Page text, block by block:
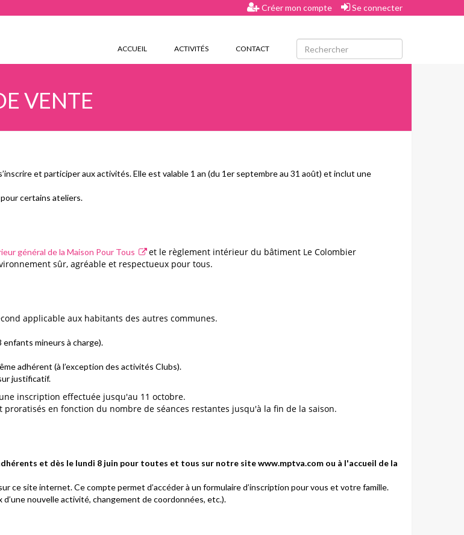
Créer mon compte Se connecter
ACCUEIL ACTIVITÉS CONTACT
VENTE
et participer aux activités. Elle est valable 1 an (du 1er septembre au 31 août) et inclut une
certains ateliers.
général de la Maison Pour Tous
et le règlement intérieur du bâtiment Le Colombier
sûr, agréable et respectueux pour tous.
applicable aux habitants des autres communes.
mineurs à charge).
adhérent (à l’exception des activités Clubs).
justificatif.
inscription effectuée jusqu'au 11 octobre.
en fonction du nombre de séances restantes jusqu'à la fin de la saison.
et dès le lundi 8 juin pour toutes et tous sur notre site www.mptva.com ou à l'accueil de la
ce site internet. Ce compte permet d’accéder à un formulaire d’inscription pour vous et votre famille.
nouvelle activité, changement de coordonnées, etc.).